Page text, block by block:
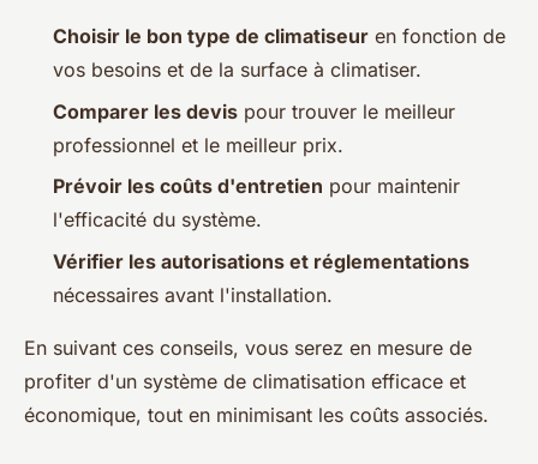
Choisir le bon type de climatiseur en fonction de
vos besoins et de la surface à climatiser.
Comparer les devis pour trouver le meilleur
professionnel et le meilleur prix.
Prévoir les coûts d'entretien pour maintenir
l'efficacité du système.
Vérifier les autorisations et réglementations
nécessaires avant l'installation.
En suivant ces conseils, vous serez en mesure de
profiter d'un système de climatisation efficace et
économique, tout en minimisant les coûts associés.